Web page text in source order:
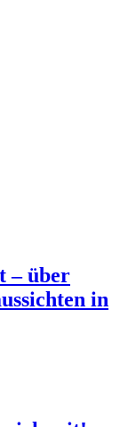
– über
in